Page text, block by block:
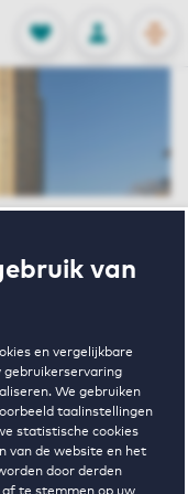
van
en vergelijkbare
gebruikerservaring
We gebruiken
taalinstellingen
statistische cookies
van de website en het
door derden
FAVORIETEN
Opgeslagen
INLOGGEN